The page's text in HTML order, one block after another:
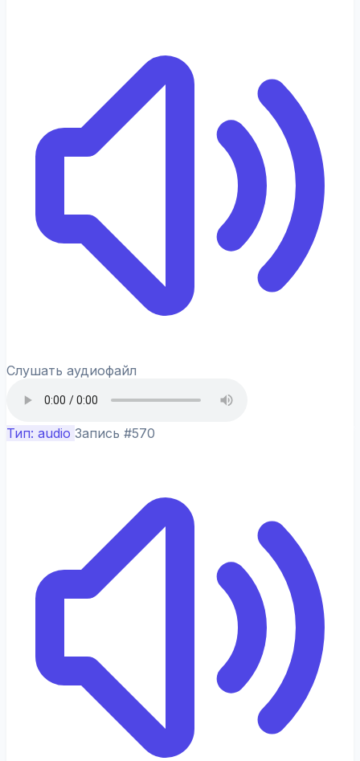
Слушать аудиофайл
Тип: audio Запись #570